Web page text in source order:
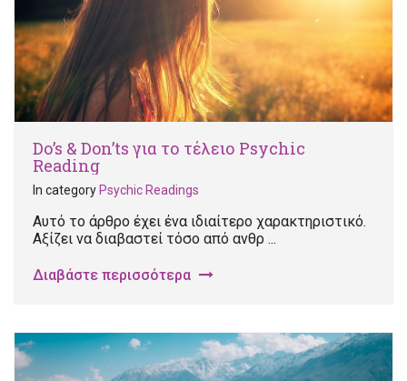
Do’s & Don’ts για το τέλειο Psychic
Reading
In category Psychic Readings
Αυτό το άρθρο έχει ένα ιδιαίτερο χαρακτηριστικό.
Αξίζει να διαβαστεί τόσο από ανθρ ...
Διαβάστε περισσότερα